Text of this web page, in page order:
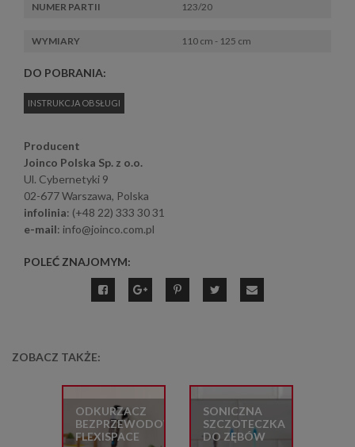
NUMER PARTII 123/20
WYMIARY 110 cm - 125 cm
DO POBRANIA:
INSTRUKCJA OBSŁUGI
Producent
Joinco Polska Sp. z o.o.
Ul. Cybernetyki 9
02-677 Warszawa, Polska
infolinia: (+48 22) 333 30 31
e-mail: info@joinco.com.pl
POLEĆ ZNAJOMYM:
ZOBACZ TAKŻE:
ODKURZACZ
BEZPRZEWODOWY
FLEXISPACE
SONICZNA
SZCZOTECZKA
DO ZĘBÓW